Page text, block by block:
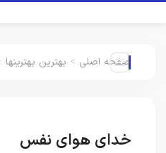
صفحه اصلی > بهترین بهترینها :
خدای هوای نفس